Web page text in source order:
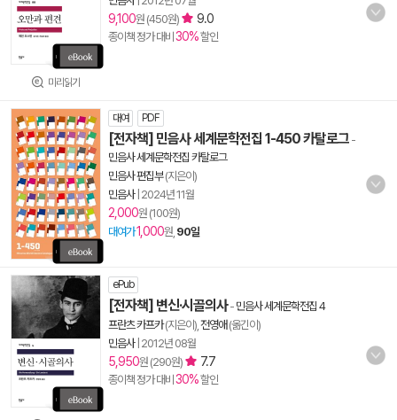
미리읽기
9,100원 (450원) 9.0
종이책 정가 대비 30%할인
대여 PDF
[전자책] 민음사 세계문학전집 1-450 카탈로그 -
민음사 세계문학전집 카탈로그
민음사 편집부(지은이)
민음사| 2024년 11월
2,000원 (100원)
대여가1,000원, 90일
ePub
[전자책] 변신·시골의사- 민음사 세계문학전집 4
프란츠 카프카(지은이), 전영애 (옮긴이)
민음사| 2012년 08월
5,950원 (290원) 7.7
종이책 정가 대비 30%할인